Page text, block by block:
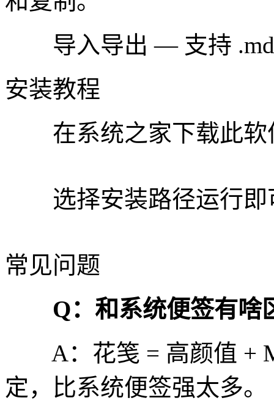
导入导出 — 支持 .md
安装教程
在系统之家下载此软
选择安装路径运行即
常见问题
Q：和系统便签有啥
A：花笺 = 高颜值 +
定，比系统便签强太多。